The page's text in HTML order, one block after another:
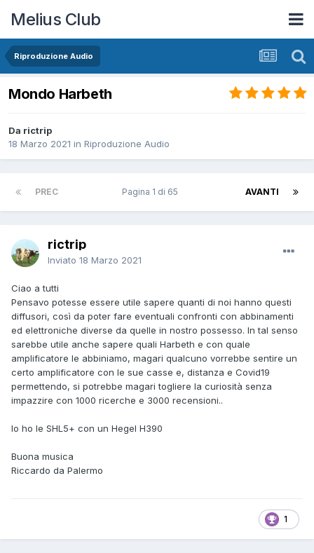
Melius Club
Riproduzione Audio
Mondo Harbeth
Da rictrip
18 Marzo 2021 in Riproduzione Audio
PREC AVANTI
Pagina 1 di 65
rictrip
Inviato 18 Marzo 2021
Ciao a tutti
Pensavo potesse essere utile sapere quanti di noi hanno questi
diffusori, così da poter fare eventuali confronti con abbinamenti
ed elettroniche diverse da quelle in nostro possesso. In tal senso
sarebbe utile anche sapere quali Harbeth e con quale
amplificatore le abbiniamo, magari qualcuno vorrebbe sentire un
certo amplificatore con le sue casse e, distanza e Covid19
permettendo, si potrebbe magari togliere la curiosità senza
impazzire con 1000 ricerche e 3000 recensioni..
Io ho le SHL5+ con un Hegel H390
Buona musica
Riccardo da Palermo
1